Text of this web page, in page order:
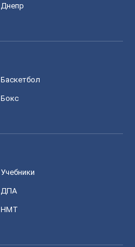
Днепр
Баскетбол
Бокс
Учебники
ДПА
НМТ